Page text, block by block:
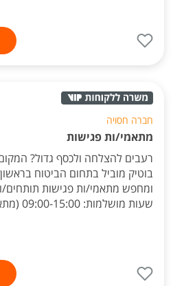
חברה חסויה
מתאמי/ות פגישות
רעבים להצלחה ולכסף גדול?
בוטיק מוביל בתחום הביטוח
ומחפש מתאמי/ות פגישות תותחים/
שעות מושלמות: 09:00-15:00 (מתאים בול להורים ...